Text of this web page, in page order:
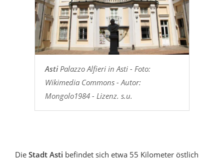
AstiPalazzo Alfieri in Asti - Foto:
Wikimedia Commons - Autor:
Mongolo1984 - Lizenz. s.u.
Die Stadt Asti befindet sich etwa 55 Kilometer östlich